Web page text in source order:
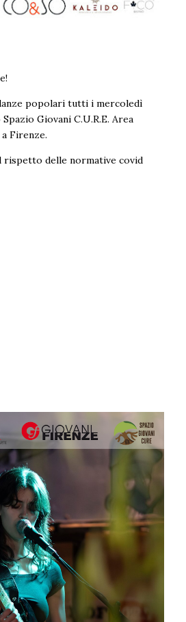
popolari tutti i mercoledì
Giovani C.U.R.E. Area
Firenze.
delle normative covid